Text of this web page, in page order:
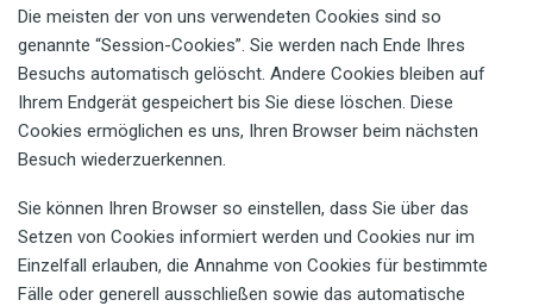
Die meisten der von uns verwendeten Cookies sind so
genannte “Session-Cookies”. Sie werden nach Ende Ihres
Besuchs automatisch gelöscht. Andere Cookies bleiben auf
Ihrem Endgerät gespeichert bis Sie diese löschen. Diese
Cookies ermöglichen es uns, Ihren Browser beim nächsten
Besuch wiederzuerkennen.
Sie können Ihren Browser so einstellen, dass Sie über das
Setzen von Cookies informiert werden und Cookies nur im
Einzelfall erlauben, die Annahme von Cookies für bestimmte
Fälle oder generell ausschließen sowie das automatische